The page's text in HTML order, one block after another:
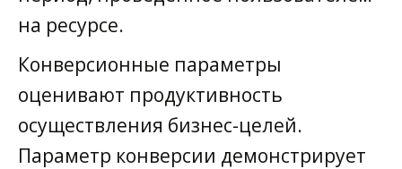
на ресурсе.
Конверсионные параметры
оценивают продуктивность
осуществления бизнес-целей.
Параметр конверсии демонстрирует